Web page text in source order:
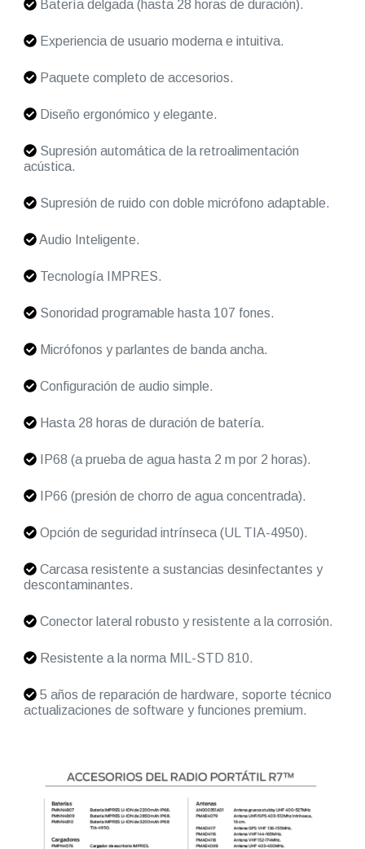
Batería delgada (hasta 28 horas de duración).
Experiencia de usuario moderna e intuitiva.
Paquete completo de accesorios.
Diseño ergonómico y elegante.
Supresión automática de la retroalimentación
acústica.
Supresión de ruido con doble micrófono adaptable.
Audio Inteligente.
Tecnología IMPRES.
Sonoridad programable hasta 107 fones.
Micrófonos y parlantes de banda ancha.
Configuración de audio simple.
Hasta 28 horas de duración de batería.
IP68 (a prueba de agua hasta 2 m por 2 horas).
IP66 (presión de chorro de agua concentrada).
Opción de seguridad intrínseca (UL TIA-4950).
Carcasa resistente a sustancias desinfectantes y
descontaminantes.
Conector lateral robusto y resistente a la corrosión.
Resistente a la norma MIL-STD 810.
5 años de reparación de hardware, soporte técnico
actualizaciones de software y funciones premium.